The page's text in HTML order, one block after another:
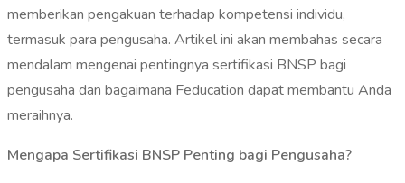
memberikan pengakuan terhadap kompetensi individu,
termasuk para pengusaha. Artikel ini akan membahas secara
mendalam mengenai pentingnya sertifikasi BNSP bagi
pengusaha dan bagaimana Feducation dapat membantu Anda
meraihnya.
Mengapa Sertifikasi BNSP Penting bagi Pengusaha?